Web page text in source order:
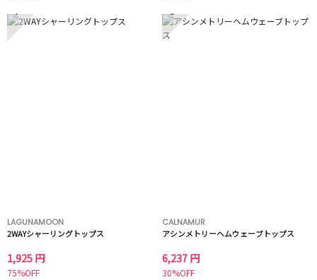
7
LAGUNAMOON
2WAYシャーリングトップス
1,925 円
75%OFF
8
CALNAMUR
アシンメトリーヘムウェーブトップス
6,237 円
30%OFF